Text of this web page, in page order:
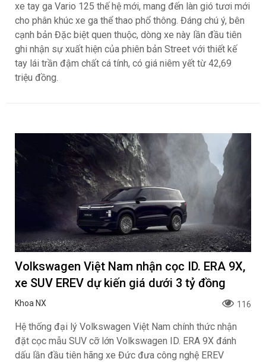
xe tay ga Vario 125 thế hệ mới, mang đến làn gió tươi mới
cho phân khúc xe ga thể thao phổ thông. Đáng chú ý, bên
cạnh bản Đặc biệt quen thuộc, dòng xe này lần đầu tiên
ghi nhận sự xuất hiện của phiên bản Street với thiết kế
tay lái trần đậm chất cá tính, có giá niêm yết từ 42,69
triệu đồng.
Volkswagen Việt Nam nhận cọc ID. ERA 9X,
xe SUV EREV dự kiến giá dưới 3 tỷ đồng
Khoa NX 116
Hệ thống đại lý Volkswagen Việt Nam chính thức nhận
đặt cọc mẫu SUV cỡ lớn Volkswagen ID. ERA 9X đánh
dấu lần đầu tiên hãng xe Đức đưa công nghệ EREV